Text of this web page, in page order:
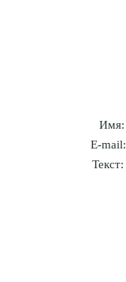
Имя:
E-mail:
Текст: